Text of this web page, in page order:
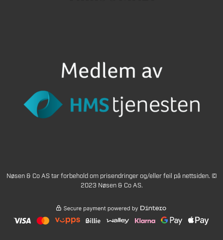
Nøsen & Co AS tar forbehold om prisendringer og/eller feil på nettsiden. ©
2023 Nøsen & Co AS.